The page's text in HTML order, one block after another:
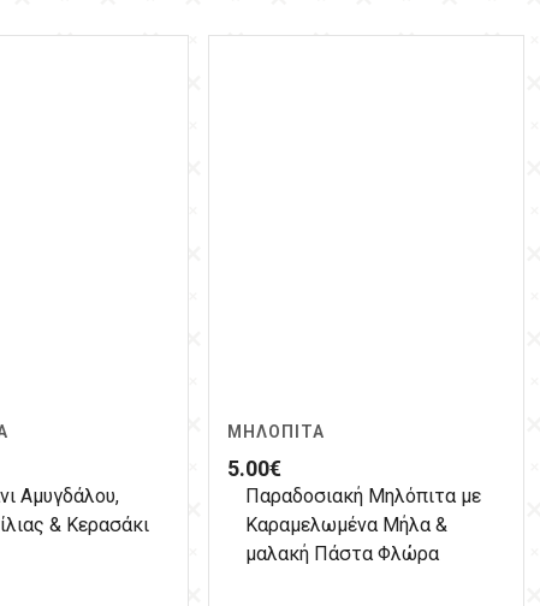
Αμυγδάλου,
& Κερασάκι
ΜΗΛΌΠΙΤΑ
5.00€
Παραδοσιακή Μηλόπιτα με
Καραμελωμένα Μήλα &
μαλακή Πάστα Φλώρα